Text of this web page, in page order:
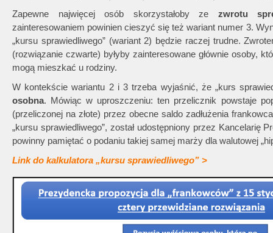
Zapewne najwięcej osób skorzystałoby ze zwrotu
zainteresowaniem powinien cieszyć się też wariant numer 3.
„kursu sprawiedliwego” (wariant 2) będzie raczej trudne.
(rozwiązanie czwarte) byłyby zainteresowane głównie osoby,
mogą mieszkać u rodziny.
W kontekście wariantu 2 i 3 trzeba wyjaśnić, że „kurs
osobna. Mówiąc w uproszczeniu: ten przelicznik powstaje
(przeliczonej na złote) przez obecne saldo zadłużenia
„kursu sprawiedliwego”, został udostępniony przez Kancelarię
powinny pamiętać o podaniu takiej samej marży dla walutowej
Link do kalkulatora „kursu sprawiedliwego” >